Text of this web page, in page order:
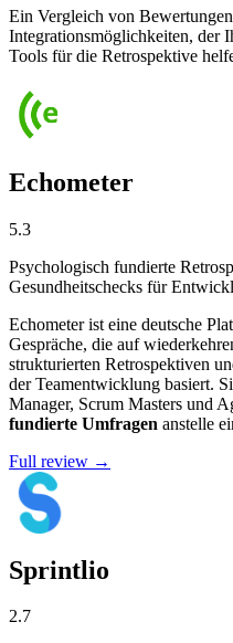
Ein Vergleich von
Integrationsmöglichkeiten, der
Tools für die Retrospektive
Echometer
5.3
Psychologisch fundierte
Gesundheitschecks für
Echometer ist eine deutsche
Gespräche, die auf
strukturierten Retrospektiven
der Teamentwicklung basiert.
Manager, Scrum Masters und
fundierte Umfragen anstelle
Full review →
Sprintlio
2.7